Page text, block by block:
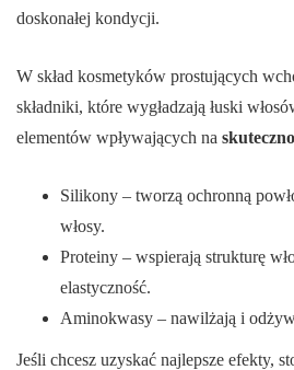
doskonałej kondycji.
W skład kosmetyków prostujących
składniki, które wygładzają łuski
elementów wpływających na
Silikony – tworzą ochronną
włosy.
Proteiny – wspierają strukturę
elastyczność.
Aminokwasy – nawilżają i
Jeśli chcesz uzyskać najlepsze efekty,